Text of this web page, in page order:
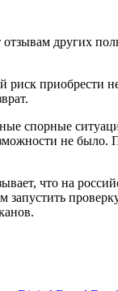
других
риск приобрести
спорные
не было.
что на